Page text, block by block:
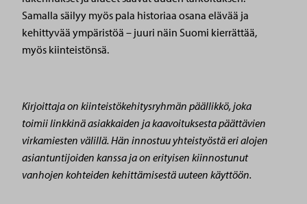
Samalla säilyy myös pala historiaa osana elävää ja
kehittyvää ympäristöä – juuri näin Suomi kierrättää,
myös kiinteistönsä.
Kirjoittaja on kiinteistökehitysryhmän päällikkö, joka
toimii linkkinä asiakkaiden ja kaavoituksesta päättävien
virkamiesten välillä. Hän innostuu yhteistyöstä eri alojen
asiantuntijoiden kanssa ja on erityisen kiinnostunut
vanhojen kohteiden kehittämisestä uuteen käyttöön.